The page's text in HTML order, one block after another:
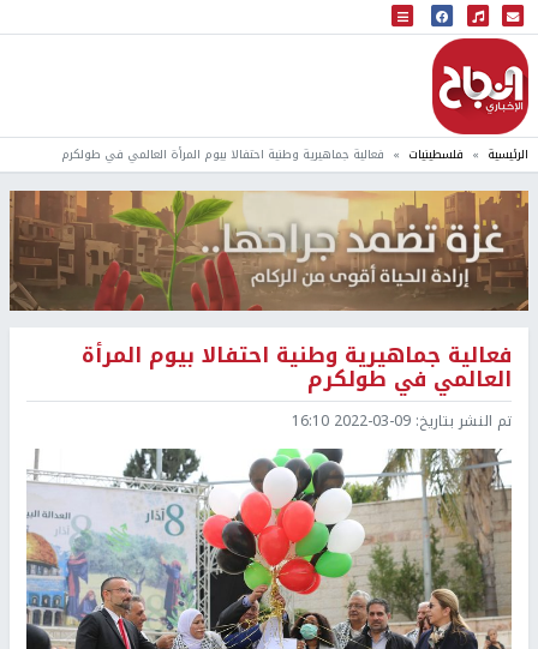
البث المباشر
إذاعة النجاح
الرئيسية فلسطينيات فعالية جماهيرية وطنية احتفالا بيوم المرأة العالمي في طولكرم
فعالية جماهيرية وطنية احتفالا بيوم المرأة
العالمي في طولكرم
تم النشر بتاريخ: 2022-03-09 16:10